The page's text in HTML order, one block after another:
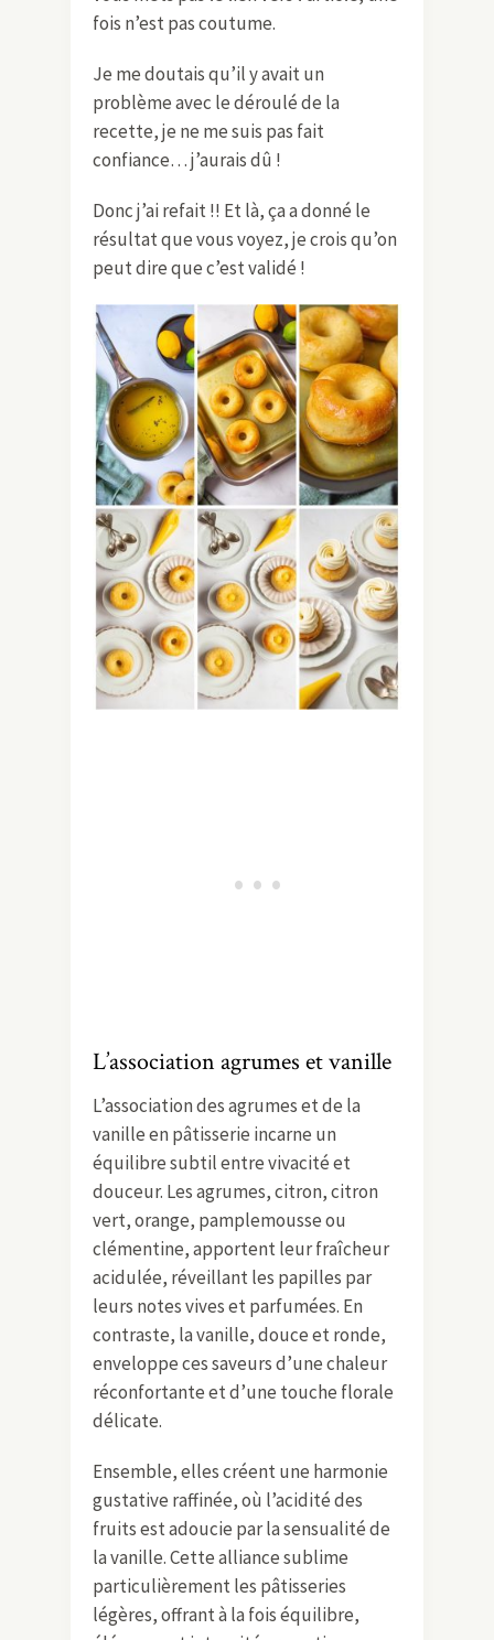
fois n’est pas coutume.
Je me doutais qu’il y avait un
problème avec le déroulé de la
recette, je ne me suis pas fait
confiance… j’aurais dû !
Donc j’ai refait !! Et là, ça a donné le
résultat que vous voyez, je crois qu’on
peut dire que c’est validé !
L’association agrumes et vanille
L’association des agrumes et de la
vanille en pâtisserie incarne un
équilibre subtil entre vivacité et
douceur. Les agrumes, citron, citron
vert, orange, pamplemousse ou
clémentine, apportent leur fraîcheur
acidulée, réveillant les papilles par
leurs notes vives et parfumées. En
contraste, la vanille, douce et ronde,
enveloppe ces saveurs d’une chaleur
réconfortante et d’une touche florale
délicate.
Ensemble, elles créent une harmonie
gustative raffinée, où l’acidité des
fruits est adoucie par la sensualité de
la vanille. Cette alliance sublime
particulièrement les pâtisseries
légères, offrant à la fois équilibre,